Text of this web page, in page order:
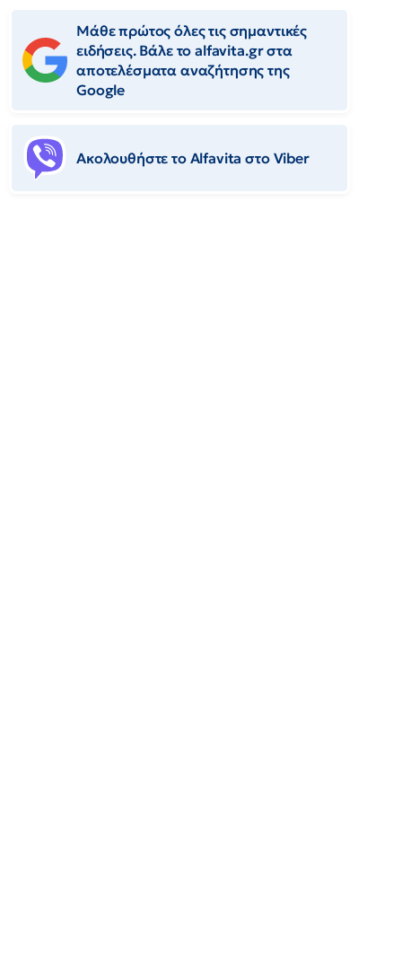
Μάθε πρώτος όλες τις σημαντικές
ειδήσεις. Βάλε το alfavita.gr στα
αποτελέσματα αναζήτησης της
Google
Ακολουθήστε το Αlfavita στο Viber